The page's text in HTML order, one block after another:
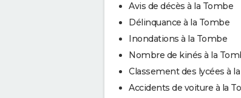
Avis de décès à la Tombe
Délinquance à la Tombe
Inondations à la Tombe
Nombre de kinés à la
Classement des lycées à
Accidents de voiture à la